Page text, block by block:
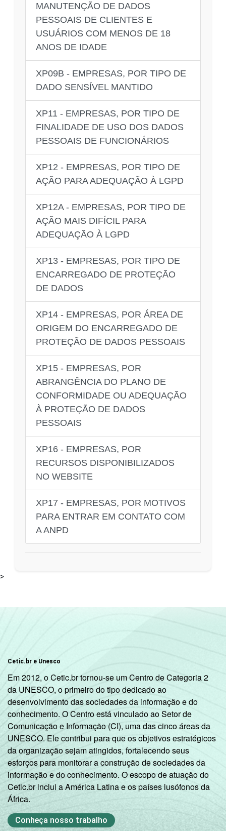
MANUTENÇÃO DE DADOS
PESSOAIS DE CLIENTES E
USUÁRIOS COM MENOS DE 18
ANOS DE IDADE
XP09B - EMPRESAS, POR TIPO DE
DADO SENSÍVEL MANTIDO
XP11 - EMPRESAS, POR TIPO DE
FINALIDADE DE USO DOS DADOS
PESSOAIS DE FUNCIONÁRIOS
XP12 - EMPRESAS, POR TIPO DE
AÇÃO PARA ADEQUAÇÃO À LGPD
XP12A - EMPRESAS, POR TIPO DE
AÇÃO MAIS DIFÍCIL PARA
ADEQUAÇÃO À LGPD
XP13 - EMPRESAS, POR TIPO DE
ENCARREGADO DE PROTEÇÃO
DE DADOS
XP14 - EMPRESAS, POR ÁREA DE
ORIGEM DO ENCARREGADO DE
PROTEÇÃO DE DADOS PESSOAIS
XP15 - EMPRESAS, POR
ABRANGÊNCIA DO PLANO DE
CONFORMIDADE OU ADEQUAÇÃO
À PROTEÇÃO DE DADOS
PESSOAIS
XP16 - EMPRESAS, POR
RECURSOS DISPONIBILIZADOS
NO WEBSITE
XP17 - EMPRESAS, POR MOTIVOS
PARA ENTRAR EM CONTATO COM
A ANPD
>
Cetic.br e Unesco
Em 2012, o Cetic.br tornou-se um Centro de Categoria 2
da UNESCO, o primeiro do tipo dedicado ao
desenvolvimento das sociedades da informação e do
conhecimento. O Centro está vinculado ao Setor de
Comunicação e Informação (CI), uma das cinco áreas da
UNESCO. Ele contribui para que os objetivos estratégicos
da organização sejam atingidos, fortalecendo seus
esforços para monitorar a construção de sociedades da
informação e do conhecimento. O escopo de atuação do
Cetic.br inclui a América Latina e os países lusófonos da
África.
Conheça nosso trabalho